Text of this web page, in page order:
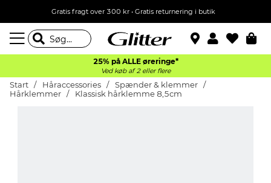
Gratis fragt over 300 kr • Gratis returnering i butik
25% på ALLE øreringe*
Ved køb af 2 eller flere
Start Håraccessories
Spænder & klemmer
Hårklemmer
Klassisk hårklemme 8,5cm